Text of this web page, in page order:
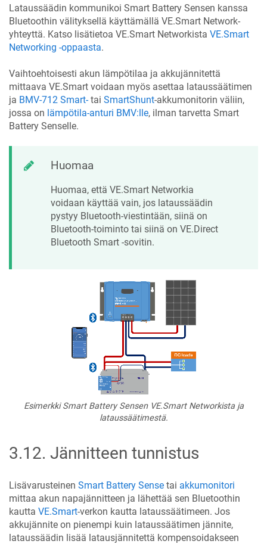
Lataussäädin kommunikoi Smart Battery Sensen kanssa
Bluetoothin välityksellä käyttämällä VE.Smart Network-
yhteyttä. Katso lisätietoa VE.Smart Networkista VE.Smart
Networking -oppaasta.
Vaihtoehtoisesti akun lämpötilaa ja akkujännitettä
mittaava VE.Smart voidaan myös asettaa lataussäätimen
ja BMV-712 Smart-tai SmartShunt-akkumonitorin väliin,
jossa on lämpötila-anturi BMV:lle, ilman tarvetta Smart
Battery Senselle.
Huomaa
Huomaa, että VE.Smart Networkia
voidaan käyttää vain, jos lataussäädin
pystyy Bluetooth-viestintään, siinä on
Bluetooth-toiminto tai siinä on VE.Direct
Bluetooth Smart -sovitin.
Esimerkki Smart Battery Sensen VE.Smart Networkista ja
lataussäätimestä.
3.12. Jännitteen tunnistus
Lisävarusteinen Smart Battery Sense tai akkumonitori
mittaa akun napajännitteen ja lähettää sen Bluetoothin
kautta VE.Smart-verkon kautta lataussäätimeen. Jos
akkujännite on pienempi kuin lataussäätimen jännite,
lataussäädin lisää latausjännitettä kompensoidakseen